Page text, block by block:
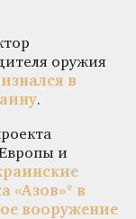
оружия
в
.
и
«Азов»* в
вооружение